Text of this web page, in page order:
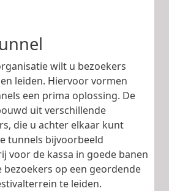
wilt u bezoekers
leiden. Hiervoor vormen
een prima oplossing. De
uit verschillende
die u achter elkaar kunt
tunnels bijvoorbeeld
voor de kassa in goede banen
bezoekers op een geordende
te leiden.